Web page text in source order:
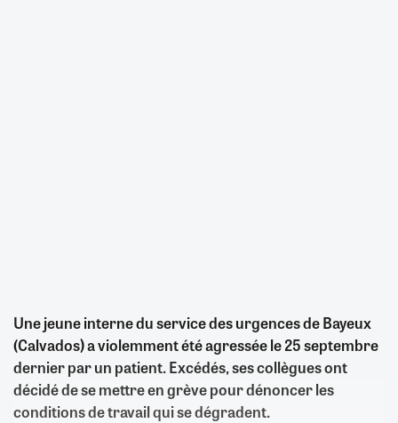
Une jeune interne du service des urgences de Bayeux
(Calvados) a violemment été agressée le 25 septembre
dernier par un patient. Excédés, ses collègues ont
décidé de se mettre en grève pour dénoncer les
conditions de travail qui se dégradent.